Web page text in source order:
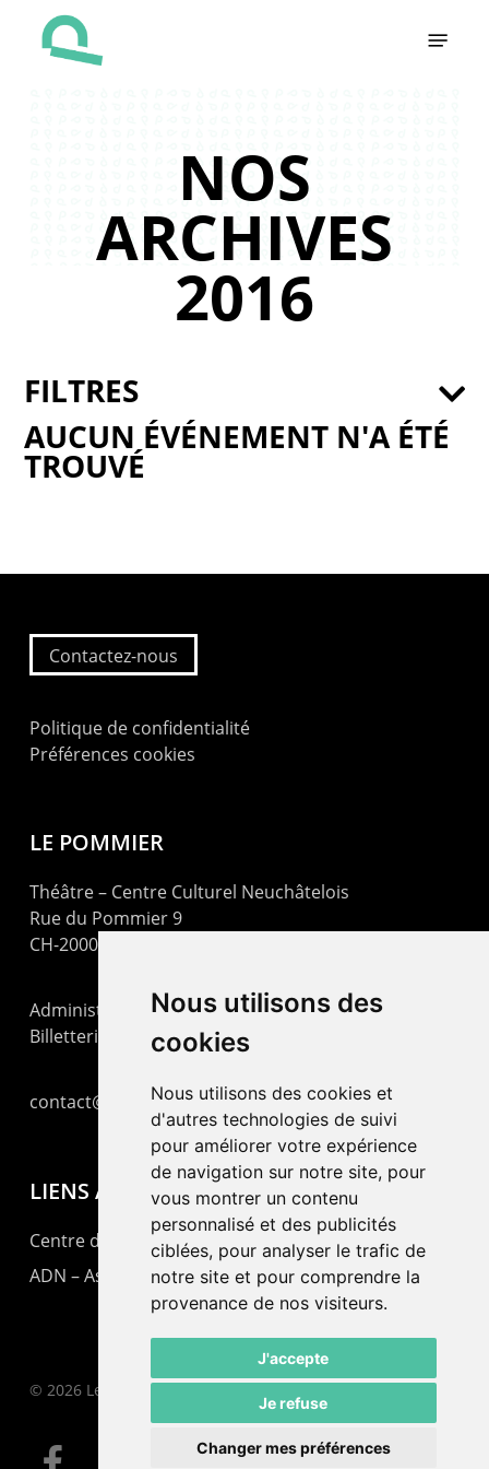
Nous utilisons des
cookies
Nous utilisons des cookies et
d'autres technologies de suivi
pour améliorer votre expérience
de navigation sur notre site, pour
vous montrer un contenu
personnalisé et des publicités
ciblées, pour analyser le trafic de
notre site et pour comprendre la
provenance de nos visiteurs.
J'accepte
Je refuse
Changer mes préférences
NOS
ARCHIVES
2016
AUCUN ÉVÉNEMENT N'A ÉTÉ
TROUVÉ
FILTRES
Contactez-nous
Politique de confidentialité
Préférences cookies
LE POMMIER
Théâtre – Centre Culturel Neuchâtelois
Rue du Pommier 9
CH-2000 Neuchâtel
Administration : +41 32 725 03 03
Billetterie : +41 32 725 05 05
contact@lepommier.ch
LIENS AMIS
Centre de culture ABC
ADN – Association Danse Neuchâtel
© 2026 Le Pommier.
facebook email